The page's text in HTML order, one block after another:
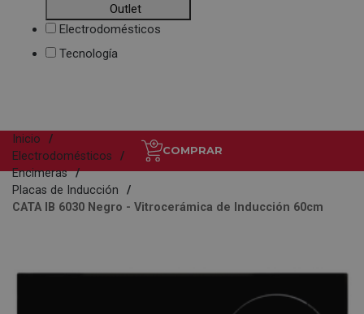
Outlet
Electrodomésticos
Tecnología
COMPRAR
Inicio
Electrodomésticos
Encimeras
Placas de Inducción
CATA IB 6030 Negro - Vitrocerámica de Inducción 60cm